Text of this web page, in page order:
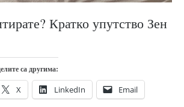
Кратко упутство Зен
са другима:
X LinkedIn Email